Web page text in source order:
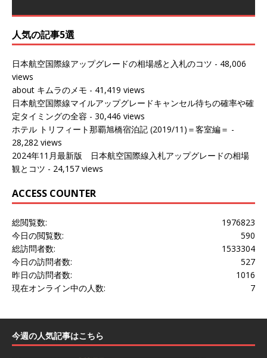
人気の記事5選
日本航空国際線アップグレードの相場感と入札のコツ - 48,006
views
about キムラのメモ - 41,419 views
日本航空国際線マイルアップグレードキャンセル待ちの確率や確
定タイミングの全容 - 30,446 views
ホテル トリフィート那覇旭橋宿泊記 (2019/11)＝客室編＝ -
28,282 views
2024年11月最新版 日本航空国際線入札アップグレードの相場
観とコツ - 24,157 views
ACCESS COUNTER
1976823
総閲覧数:
590
今日の閲覧数:
1533304
総訪問者数:
527
今日の訪問者数:
1016
昨日の訪問者数:
7
現在オンライン中の人数:
今週の人気記事はこちら